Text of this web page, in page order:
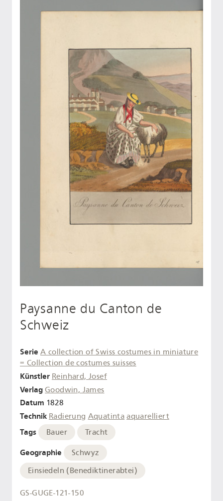
Paysanne du Canton de
Schweiz
Serie A collection of Swiss costumes in miniature
= Collection de costumes suisses
Künstler Reinhard, Josef
Verlag Goodwin, James
Datum 1828
Technik Radierung Aquatinta aquarelliert
Tags Bauer Tracht
Geographie
Schwyz
Einsiedeln (Benediktinerabtei)
GS-GUGE-121-150